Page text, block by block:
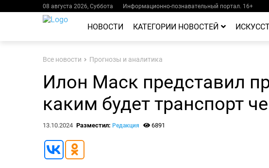
08 августа 2026, Суббота Информационно-познавательный портал. 16+
НОВОСТИ КАТЕГОРИИ НОВОСТЕЙ
Все новости Прогнозы и аналитика
Илон Маск представил
каким будет транспорт
13.10.2024 Разместил: Редакция 6891